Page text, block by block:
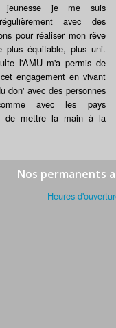
jeunesse je me suis
avec des
pour réaliser mon rêve
plus équitable, plus uni.
l'AMU m'a permis de
engagement en vivant
don' avec des personnes
avec les pays
de mettre la main à la
Nos permanents
Heures